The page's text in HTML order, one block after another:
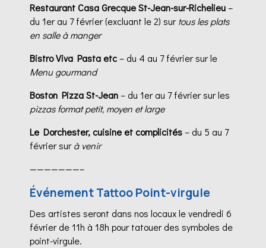
Restaurant Casa Grecque St-Jean-sur-Richelieu –
du 1er au 7 février (excluant le 2) surtous les plats
en salle à manger
Bistro Viva Pasta etc– du 4 au 7 février sur le
Menu gourmand
Boston Pizza St-Jean – du 1er au 7 février sur les
pizzas format petit, moyen et large
Le Dorchester, cuisine et complicités – du 5 au 7
février surà venir
———————–
Événement Tattoo Point-virgule
Des artistes seront dans nos locaux le vendredi 6
février de 11h à 18h pour tatouer des symboles de
point-virgule.